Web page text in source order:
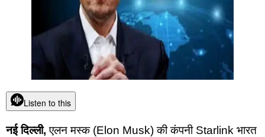
Listen to this
नई दिल्ली, एलन मस्क (Elon Musk) की कंपनी Starlink भारत